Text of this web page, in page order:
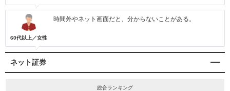
60代以上／女性
時間外やネット画面だと、分からないことがある。
ネット証券
総合ランキング